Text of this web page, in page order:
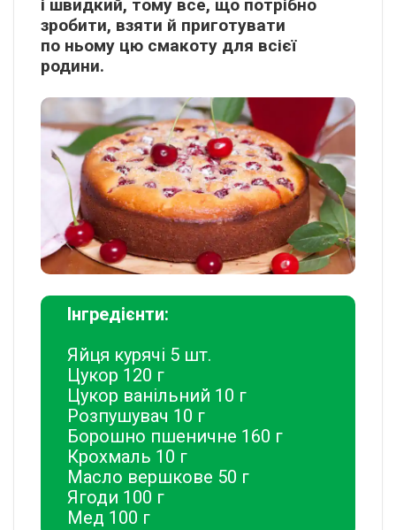
і швидкий, тому все, що потрібно
зробити, взяти й приготувати
по ньому цю смакоту для всієї
родини.
Інгредієнти:
Яйця курячі 5 шт.
Цукор 120 г
Цукор ванільний 10 г
Розпушувач 10 г
Борошно пшеничне 160 г
Крохмаль 10 г
Масло вершкове 50 г
Ягоди 100 г
Мед 100 г